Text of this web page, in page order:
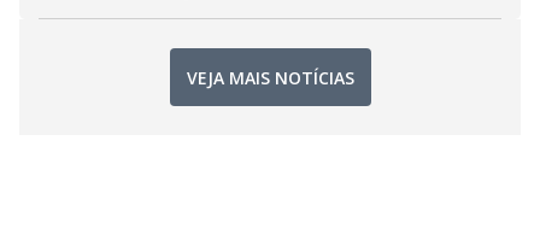
VEJA MAIS NOTÍCIAS